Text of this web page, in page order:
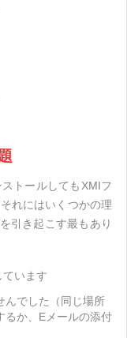
トールしてもXMIフ
れにはいくつかの理
引き起こす最もあり
います
んでした（同じ場所
るか、Eメールの添付